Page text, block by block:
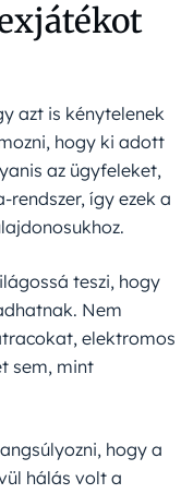
azt is kénytelenek
hogy ki adott
az ügyfeleket,
így ezek a
teszi, hogy
Nem
elektromos
sem, mint
hogy a
hálás volt a